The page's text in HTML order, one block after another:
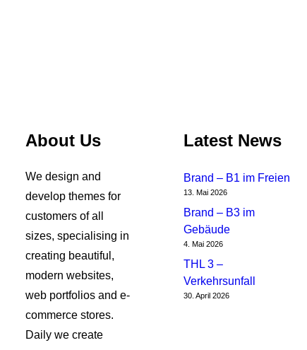
About Us
We design and
develop themes for
customers of all
sizes, specialising in
creating beautiful,
modern websites,
web portfolios and e-
commerce stores.
Daily we create
Latest News
Brand – B1 im Freien
13. Mai 2026
Brand – B3 im
Gebäude
4. Mai 2026
THL 3 –
Verkehrsunfall
30. April 2026